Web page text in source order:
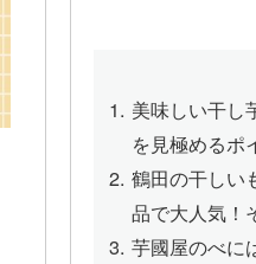
美味しい干し
を見極めるポ
鶴田の干しい
品で大人気！
芋國屋のべに